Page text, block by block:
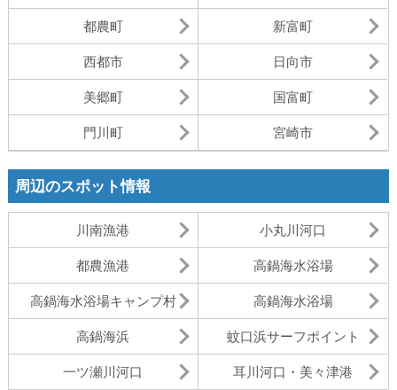
都農町 新富町
西都市 日向市
美郷町 国富町
門川町 宮崎市
周辺のスポット情報
川南漁港 小丸川河口
都農漁港 高鍋海水浴場
高鍋海水浴場キャンプ村 高鍋海水浴場
高鍋海浜 蚊口浜サーフポイント
一ツ瀬川河口 耳川河口・美々津港